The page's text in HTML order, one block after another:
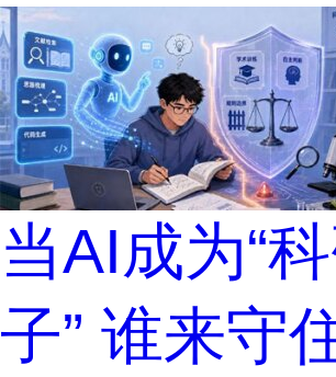
当AI成为“
子” 谁来守